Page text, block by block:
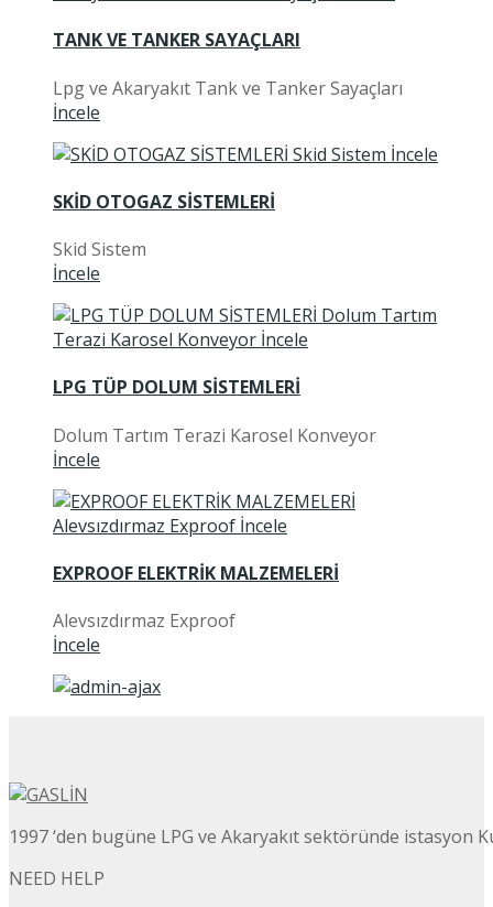
TANK VE TANKER SAYAÇLARI
Lpg ve Akaryakıt Tank ve Tanker Sayaçları
İncele
SKİD OTOGAZ SİSTEMLERİ
Skid Sistem
İncele
LPG TÜP DOLUM SİSTEMLERİ
Dolum Tartım Terazi Karosel Konveyor
İncele
EXPROOF ELEKTRİK MALZEMELERİ
Alevsızdırmaz Exproof
İncele
1997 ‘den bugüne LPG ve Akaryakıt sektöründe istasyon
NEED HELP